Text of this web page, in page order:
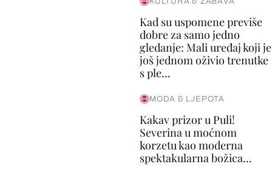
Kad su uspomene previše
dobre za samo jedno
gledanje: Mali uređaj koji je
još jednom oživio trenutke
s ple...
MODA & LJEPOTA
Kakav prizor u Puli!
Severina u moćnom
korzetu kao moderna
spektakularna božica...